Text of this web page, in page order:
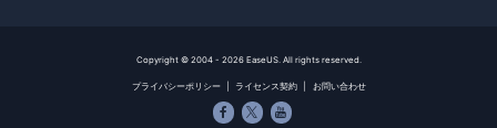
Copyright © 2004 - 2026EaseUS. All rights reserved.
プライバシーポリシー ライセンス契約 お問い合わせ
  